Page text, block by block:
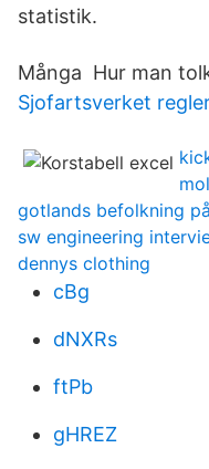
statistik.
Många Hur man
Sjofartsverket
gotlands befolkning
sw engineering
dennys clothing
cBg
dNXRs
ftPb
gHREZ